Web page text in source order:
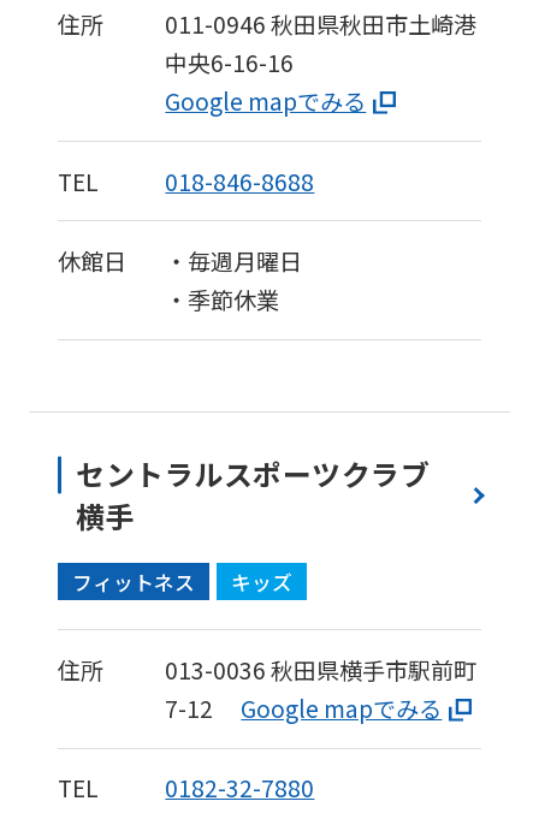
住所 011-0946秋田県秋田市土崎港
中央6-16-16
Google mapでみる
TEL 018-846-8688
休館日
・毎週月曜日
・季節休業
セントラルスポーツクラブ
横手
フィットネス キッズ
住所 013-0036秋田県横手市駅前町
7-12
Google mapでみる
TEL 0182-32-7880
version
of
this
website
will
be
translated
mechanically,
so
may
be
accurate
translation.
The
translation
may
differ
from